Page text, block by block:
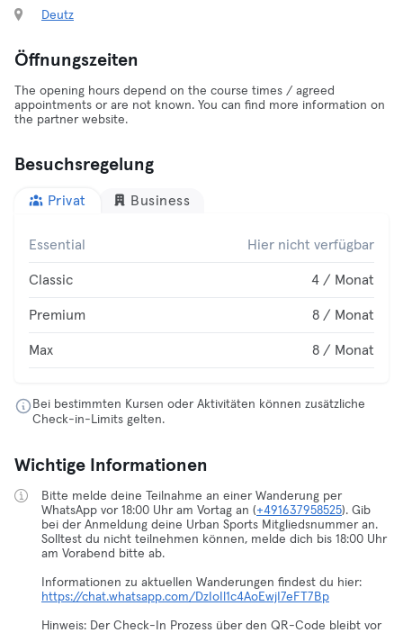
Deutz
Öffnungszeiten
The opening hours depend on the course times / agreed
appointments or are not known. You can find more information on
the partner website.
Besuchsregelung
Privat Business
Essential Hier nicht verfügbar
Classic 4 / Monat
Premium 8 / Monat
Max 8 / Monat
Bei bestimmten Kursen oder Aktivitäten können zusätzliche
Check-in-Limits gelten.
Wichtige Informationen
Bitte melde deine Teilnahme an einer Wanderung per
WhatsApp vor 18:00 Uhr am Vortag an (+491637958525). Gib
bei der Anmeldung deine Urban Sports Mitgliedsnummer an.
Solltest du nicht teilnehmen können, melde dich bis 18:00 Uhr
am Vorabend bitte ab.
https://chat.whatsapp.com/DzIoIl1c4AoEwjI7eFT7Bp
Hinweis: Der Check-In Prozess über den QR-Code bleibt vor